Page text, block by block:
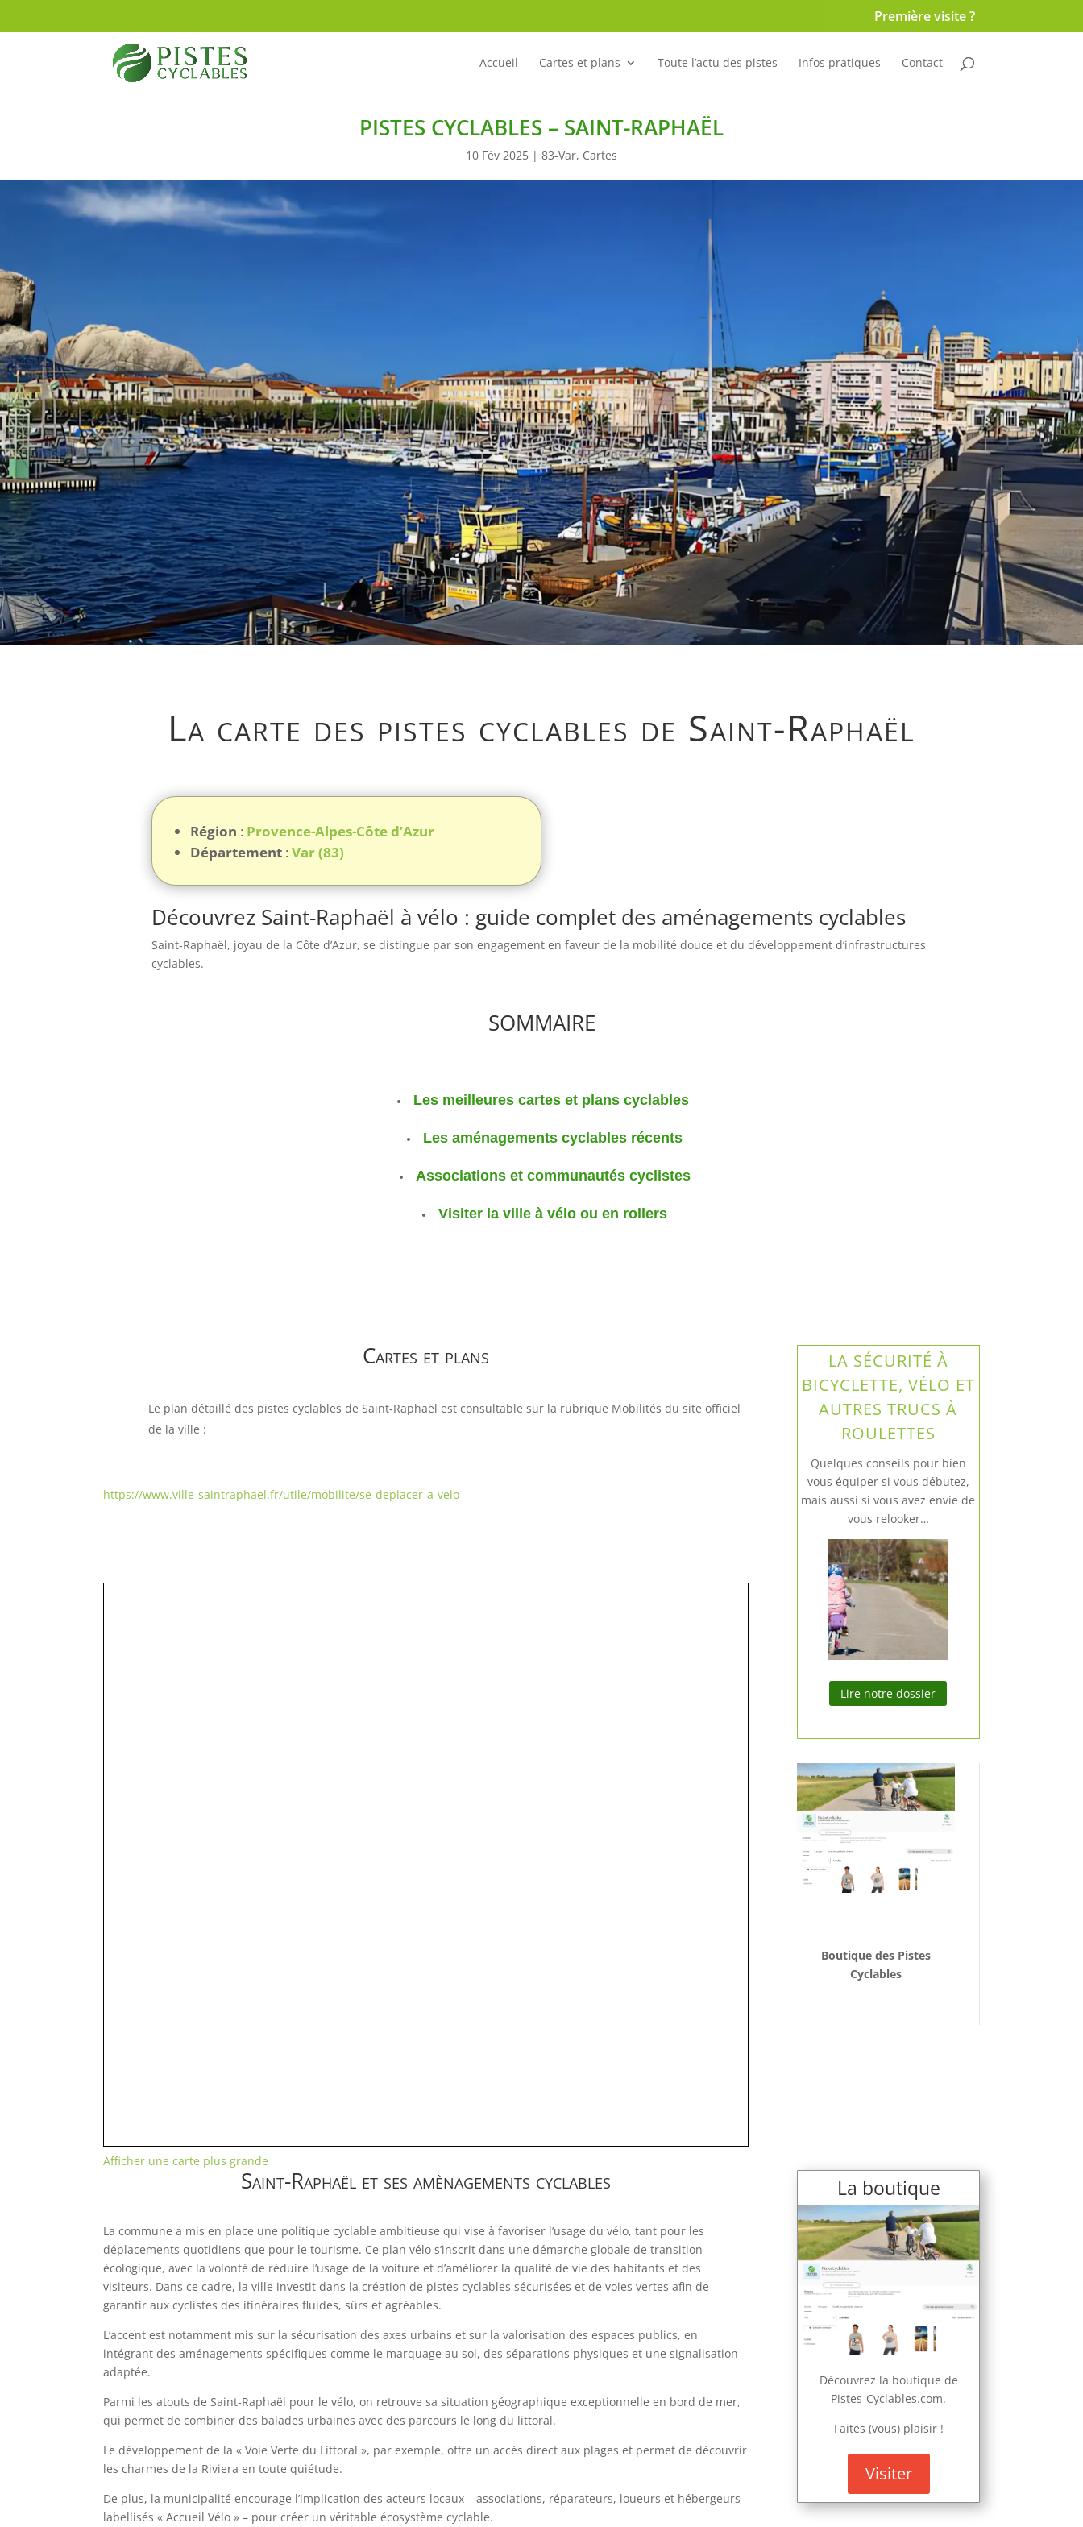
Première visite ?
Accueil Cartes et plans Toute l’actu des pistes Infos pratiques Contact
PISTES CYCLABLES – SAINT-RAPHAËL
10 Fév 2025 | 83-Var, Cartes
La carte des pistes cyclables de Saint-Raphaël
Région : Provence-Alpes-Côte d’Azur
Département: Var (83)
Découvrez Saint-Raphaël à vélo : guide complet des aménagements cyclables
Saint‑Raphaël, joyau de la Côte d’Azur, se distingue par son engagement en faveur de la mobilité douce et du développement d’infrastructures
cyclables.
SOMMAIRE
Les meilleures cartes et plans cyclables
Les aménagements cyclables récents
Associations et communautés cyclistes
Visiter la ville à vélo ou en rollers
Cartes et plans
Le plan détaillé des pistes cyclables de Saint‑Raphaël est consultable sur la rubrique Mobilités du site officiel
de la ville :
https://www.ville-saintraphael.fr/utile/mobilite/se-deplacer-a-velo
Afficher une carte plus grande
LA SÉCURITÉ À
BICYCLETTE, VÉLO ET
AUTRES TRUCS À
ROULETTES
Quelques conseils pour bien
vous équiper si vous débutez,
mais aussi si vous avez envie de
vous relooker…
Lire notre dossier
Boutique des Pistes
Cyclables
Saint-Raphaël et ses amènagements cyclables
La commune a mis en place une politique cyclable ambitieuse qui vise à favoriser l’usage du vélo, tant pour les
déplacements quotidiens que pour le tourisme. Ce plan vélo s’inscrit dans une démarche globale de transition
écologique, avec la volonté de réduire l’usage de la voiture et d’améliorer la qualité de vie des habitants et des
visiteurs. Dans ce cadre, la ville investit dans la création de pistes cyclables sécurisées et de voies vertes afin de
garantir aux cyclistes des itinéraires fluides, sûrs et agréables.
L’accent est notamment mis sur la sécurisation des axes urbains et sur la valorisation des espaces publics, en
intégrant des aménagements spécifiques comme le marquage au sol, des séparations physiques et une signalisation
adaptée.
Parmi les atouts de Saint‑Raphaël pour le vélo, on retrouve sa situation géographique exceptionnelle en bord de mer,
qui permet de combiner des balades urbaines avec des parcours le long du littoral.
Le développement de la « Voie Verte du Littoral », par exemple, offre un accès direct aux plages et permet de découvrir
les charmes de la Riviera en toute quiétude.
De plus, la municipalité encourage l’implication des acteurs locaux – associations, réparateurs, loueurs et hébergeurs
labellisés « Accueil Vélo » – pour créer un véritable écosystème cyclable.
La boutique
Découvrez la boutique de
Pistes-Cyclables.com.
Faites (vous) plaisir !
Visiter